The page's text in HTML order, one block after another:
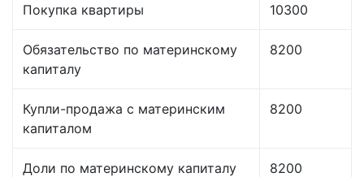
Покупка квартиры 10300
Обязательство по материнскому
капиталу
8200
Купли-продажа с материнским
капиталом
8200
Доли по материнскому капиталу 8200